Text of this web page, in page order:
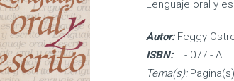
Lenguaje oral y
Autor:Feggy
ISBN:L - 077 - A
Tema(s):